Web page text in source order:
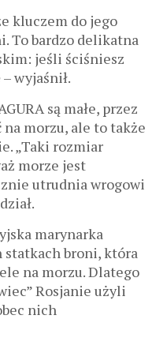
kluczem do jego
To bardzo delikatna
jeśli ściśniesz
wyjaśnił.
są małe, przez
na morzu, ale to także
„Taki rozmiar
morze jest
utrudnia wrogowi
marynarka
statkach broni, która
na morzu. Dlatego
Rosjanie użyli
nich